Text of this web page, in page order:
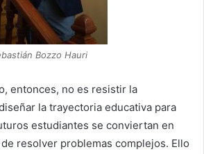
Bozzo Hauri
entonces, no es resistir la
la trayectoria educativa para
estudiantes se conviertan en
resolver problemas complejos. Ello